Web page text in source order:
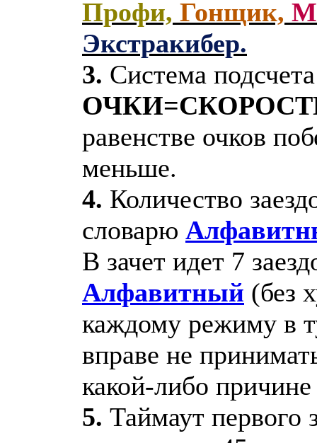
Профи, Гонщик,
Экстракибер.
3. Система
равенстве очков
меньше.
4. Количество
словарю
В зачет идет 7
Алфавитный (без
каждому режиму в
вправе не
какой-либо
5. Таймаут первого